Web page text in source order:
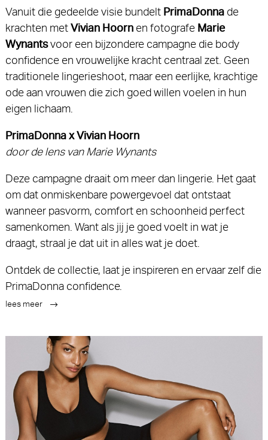
Vanuit die gedeelde visie bundelt PrimaDonnade
krachten metVivian Hoornen fotografe Marie
Wynantsvoor een bijzondere campagne die body
confidence en vrouwelijke kracht centraal zet. Geen
traditionele lingerieshoot, maar een eerlijke, krachtige
ode aan vrouwen die zich goed willen voelen in hun
eigen lichaam.
PrimaDonna x Vivian Hoorn
door de lens van Marie Wynants
Deze campagne draait om meer dan lingerie. Het gaat
om dat onmiskenbare powergevoel dat ontstaat
wanneer pasvorm, comfort en schoonheid perfect
samenkomen. Want als jij je goed voelt in wat je
draagt, straal je dat uit in alles wat je doet.
Ontdek de collectie, laat je inspireren en ervaar zelf die
PrimaDonna confidence.
lees meer